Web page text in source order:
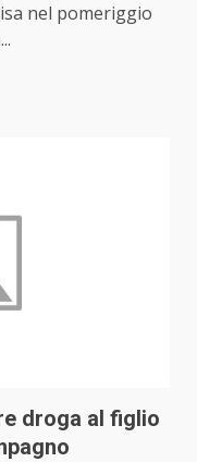
nel pomeriggio
droga al figlio